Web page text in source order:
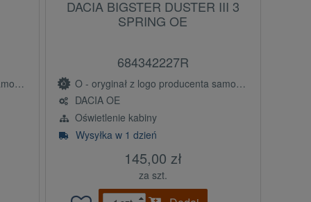
DACIA BIGSTER DUSTER III 3
SPRING OE
684342227R
O - oryginał z logo producenta samochodu (OE)
DACIA OE
Oświetlenie kabiny
Wysyłka w 1 dzień
145,00 zł
za szt.